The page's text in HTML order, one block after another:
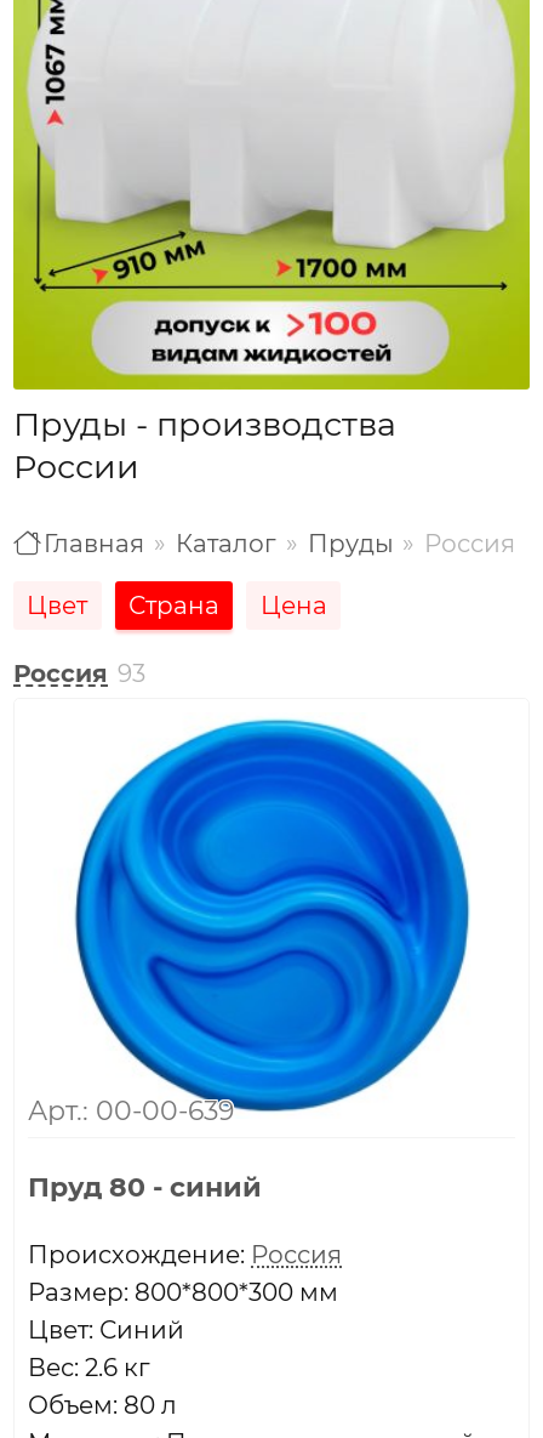
Пруды - производства
России
Главная Каталог Пруды Россия
Цвет Страна Цена
Россия 93
Арт.: 00-00-639
Пруд 80 - синий
Проиcхождение: Россия
Размер: 800*800*300 мм
Цвет: Синий
Вес: 2.6 кг
Объем: 80 л